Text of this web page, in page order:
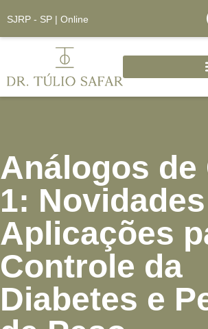
SJRP - SP | Online
Análogos de
1:
Aplicações
Controle da
Diabetes e